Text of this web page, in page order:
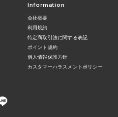
Information
会社概要
利用規約
特定商取引法に関する表記
ポイント規約
個人情報保護方針
カスタマーハラスメントポリシー